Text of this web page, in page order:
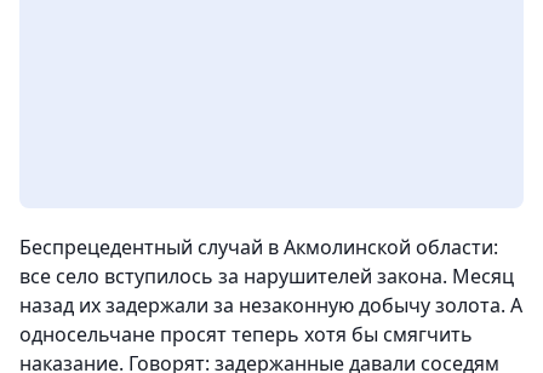
Беспрецедентный случай в Акмолинской области:
все село вступилось за нарушителей закона. Месяц
назад их задержали за незаконную добычу золота. А
односельчане просят теперь хотя бы смягчить
наказание. Говорят: задержанные давали соседям